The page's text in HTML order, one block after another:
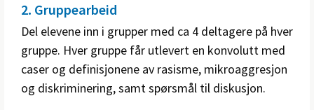
2. Gruppearbeid
Del elevene inn i grupper med ca 4 deltagere på hver
gruppe. Hver gruppe får utlevert en konvolutt med
caser og definisjonene av rasisme, mikroaggresjon
og diskriminering, samt spørsmål til diskusjon.